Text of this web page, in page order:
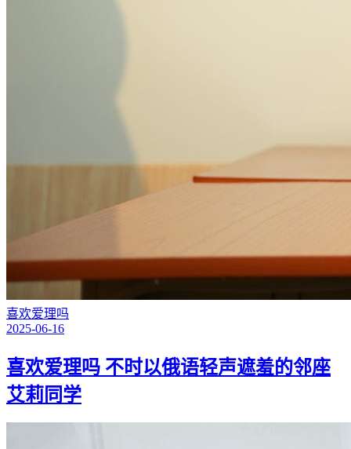
喜欢爱理吗
2025-06-16
喜欢爱理吗 不时以俄语轻声遮羞的邻座
艾莉同学